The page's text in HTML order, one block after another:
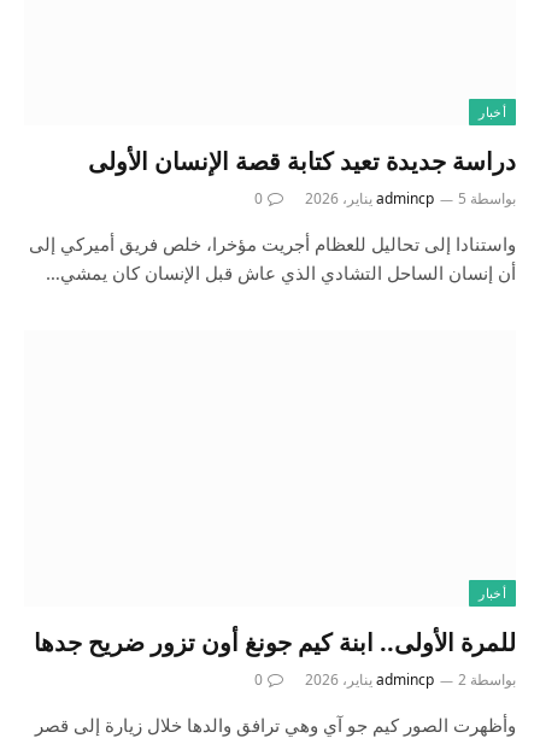
أخبار
دراسة جديدة تعيد كتابة قصة الإنسان الأولى
بواسطة admincp 5 يناير، 2026 0
واستنادا إلى تحاليل للعظام أجريت مؤخرا، خلص فريق أميركي إلى
أن إنسان الساحل التشادي الذي عاش قبل الإنسان كان يمشي…
أخبار
للمرة الأولى.. ابنة كيم جونغ أون تزور ضريح جدها
بواسطة admincp 2 يناير، 2026 0
وأظهرت الصور كيم جو آي وهي ترافق والدها خلال زيارة إلى قصر